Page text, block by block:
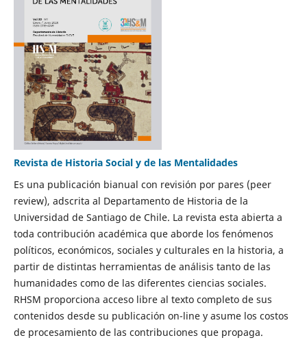
Revista de Historia Social y de las Mentalidades
Es una publicación bianual con revisión por pares (peer
review), adscrita al Departamento de Historia de la
Universidad de Santiago de Chile. La revista esta abierta a
toda contribución académica que aborde los fenómenos
políticos, económicos, sociales y culturales en la historia, a
partir de distintas herramientas de análisis tanto de las
humanidades como de las diferentes ciencias sociales.
RHSM proporciona acceso libre al texto completo de sus
contenidos desde su publicación on-line y asume los costos
de procesamiento de las contribuciones que propaga.